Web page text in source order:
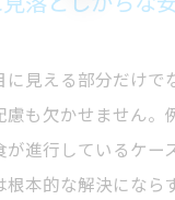
見える部分だけで
慮も欠かせません。
進行しているケー
本的な解決になら